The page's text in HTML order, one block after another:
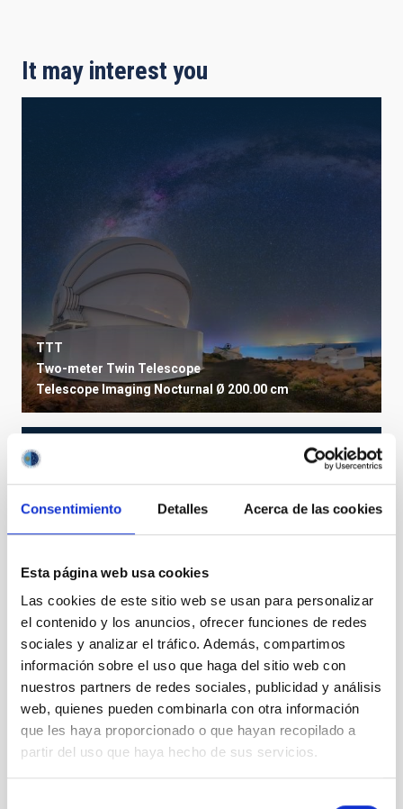
Consentimiento Detalles Acerca de las cookies
Esta página web usa cookies
Las cookies de este sitio web se usan para personalizar
el contenido y los anuncios, ofrecer funciones de redes
sociales y analizar el tráfico. Además, compartimos
información sobre el uso que haga del sitio web con
nuestros partners de redes sociales, publicidad y análisis
web, quienes pueden combinarla con otra información
que les haya proporcionado o que hayan recopilado a
partir del uso que haya hecho de sus servicios.
It may interest you
TTT
Two-meter Twin Telescope
Telescope Imaging Nocturnal Ø 200.00 cm
Telescopio Carlos Sanchez
Telescope
Ø 152.00 cm